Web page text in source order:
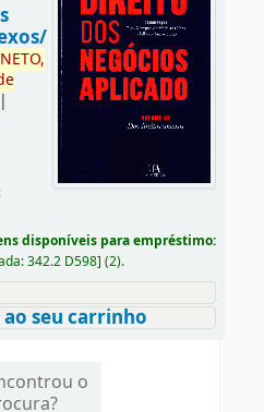
NETO,
|
disponíveis para empréstimo:
342.2 D598] (2).
seu carrinho
o